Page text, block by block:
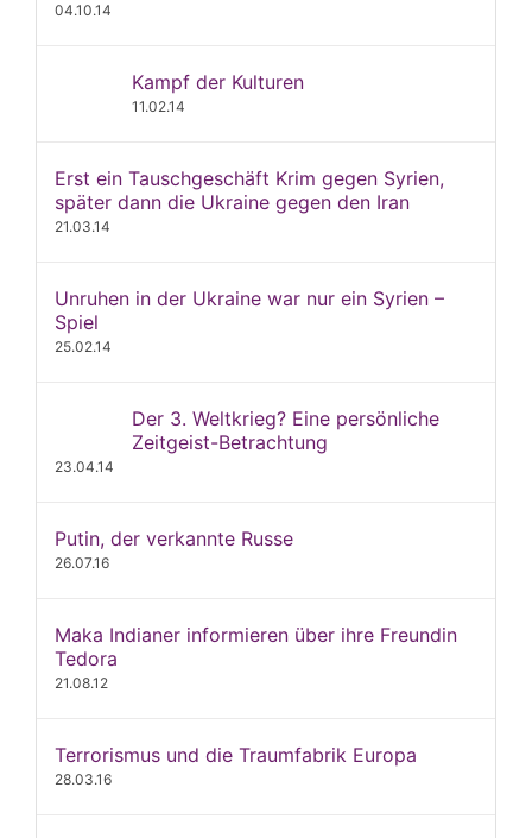
04.10.14
Kampf der Kulturen
11.02.14
Erst ein Tauschgeschäft Krim gegen Syrien,
später dann die Ukraine gegen den Iran
21.03.14
Unruhen in der Ukraine war nur ein Syrien –
Spiel
25.02.14
Der 3. Weltkrieg? Eine persönliche
Zeitgeist-Betrachtung
23.04.14
Putin, der verkannte Russe
26.07.16
Maka Indianer informieren über ihre Freundin
Tedora
21.08.12
Terrorismus und die Traumfabrik Europa
28.03.16